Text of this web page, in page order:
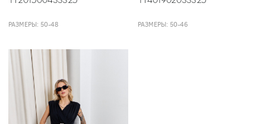
РАЗМЕРЫ: 50-48 РАЗМЕРЫ: 50-46